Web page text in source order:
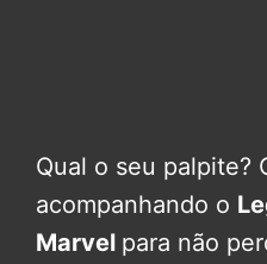
Qual o seu palpite?
acompanhando o
Marvel para não